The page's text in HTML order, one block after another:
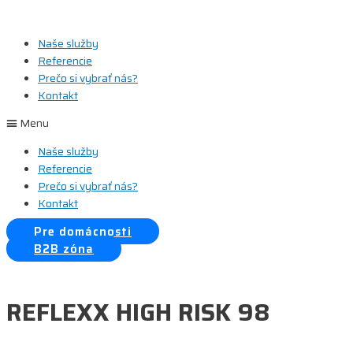
obsah Naše služby
Referencie
Prečo si vybrať nás?
Kontakt
Menu
Naše služby
Referencie
Prečo si vybrať nás?
Kontakt
Pre domácnosti
B2B zóna
REFLEXX HIGH RISK 98